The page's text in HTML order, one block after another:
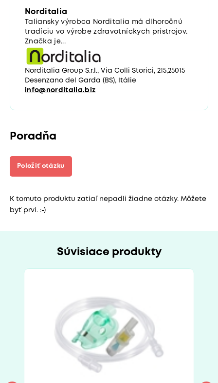
Norditalia
Taliansky výrobca Norditalia má dlhoročnú
tradíciu vo výrobe zdravotníckych prístrojov.
Značka je...
Norditalia Group S.r.l., Via Colli Storici, 215,25015
Desenzano del Garda (BS), Itálie
info@norditalia.biz
Poradňa
Položiť otázku
K tomuto produktu zatiaľ nepadli žiadne otázky. Môžete
byť prví. :-)
Súvisiace produkty